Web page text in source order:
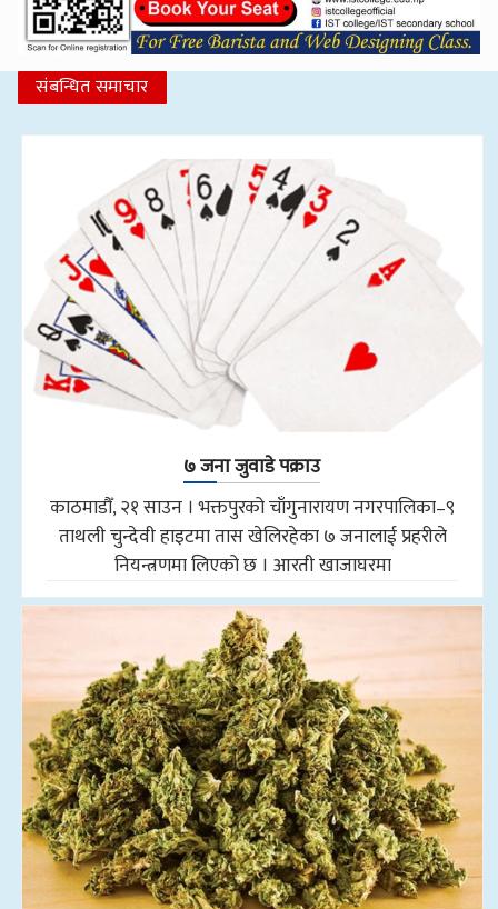
संबन्धित समाचार
७ जना जुवाडे पक्राउ
काठमाडौँ, २१ साउन । भक्तपुरको चाँगुनारायण नगरपालिका–९
ताथली चुन्देवी हाइटमा तास खेलिरहेका ७ जनालाई प्रहरीले
नियन्त्रणमा लिएको छ । आरती खाजाघरमा